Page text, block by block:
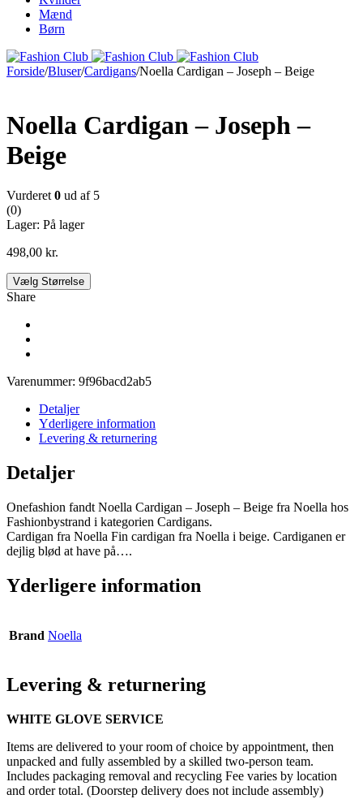
Mænd
Børn
Forside/Bluser/Cardigans/Noella Cardigan – Joseph – Beige
Noella Cardigan – Joseph –
Beige
Vurderet 0 ud af 5
(0)
Lager: På lager
498,00 kr.
Vælg Størrelse
Share
Varenummer: 9f96bacd2ab5
Detaljer
Yderligere information
Levering & returnering
Detaljer
Onefashion fandt Noella Cardigan – Joseph – Beige fra Noella hos
Fashionbystrand i kategorien Cardigans.
Cardigan fra Noella Fin cardigan fra Noella i beige. Cardiganen er
dejlig blød at have på….
Yderligere information
Brand Noella
Levering & returnering
WHITE GLOVE SERVICE
Items are delivered to your room of choice by appointment, then
unpacked and fully assembled by a skilled two-person team.
Includes packaging removal and recycling Fee varies by location
and order total. (Doorstep delivery does not include assembly)